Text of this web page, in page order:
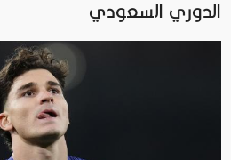
الدوري السعودي